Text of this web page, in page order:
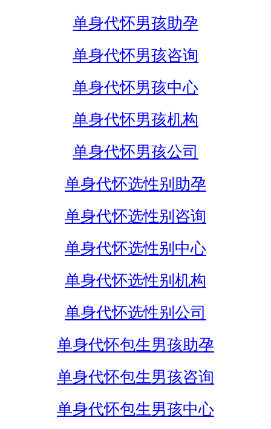
单身代怀男孩助孕
单身代怀男孩咨询
单身代怀男孩中心
单身代怀男孩机构
单身代怀男孩公司
单身代怀选性别助孕
单身代怀选性别咨询
单身代怀选性别中心
单身代怀选性别机构
单身代怀选性别公司
单身代怀包生男孩助孕
单身代怀包生男孩咨询
单身代怀包生男孩中心